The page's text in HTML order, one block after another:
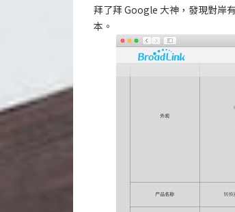
拜了拜 Google 大神，發現對岸
本。